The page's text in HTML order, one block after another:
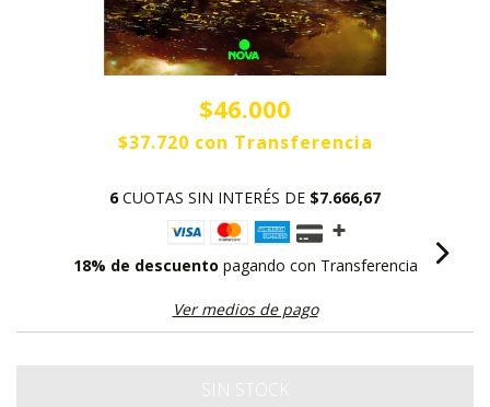
$46.000
$37.720 con Transferencia
6CUOTAS SIN INTERÉS DE $7.666,67
18% de descuento pagando con Transferencia
Ver medios de pago